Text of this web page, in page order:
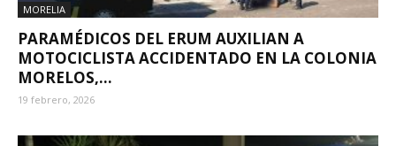
MORELIA
PARAMÉDICOS DEL ERUM AUXILIAN A
MOTOCICLISTA ACCIDENTADO EN LA COLONIA
MORELOS,...
19 febrero, 2026